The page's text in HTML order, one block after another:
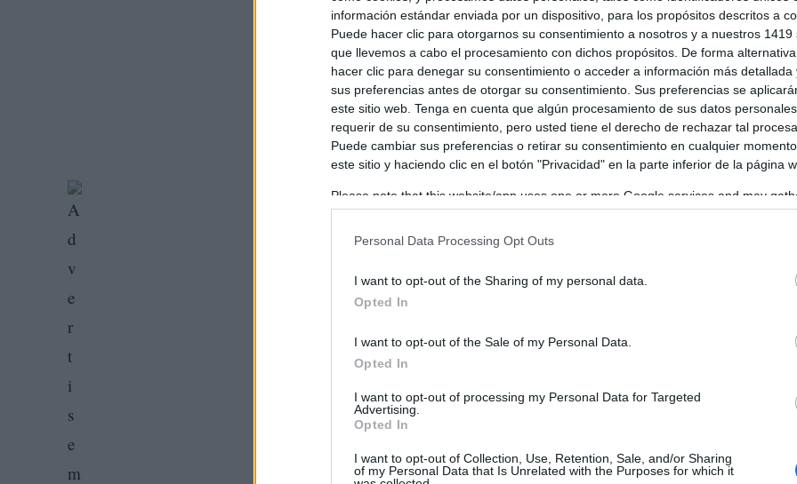
información estándar enviada por un dispositivo, para los propósitos descritos a
Puede hacer clic para otorgarnos su consentimiento a nosotros y a nuestros 1419
que llevemos a cabo el procesamiento con dichos propósitos. De forma
hacer clic para denegar su consentimiento o acceder a información más detallada
sus preferencias antes de otorgar su consentimiento. Sus preferencias se
este sitio web. Tenga en cuenta que algún procesamiento de sus datos
requerir de su consentimiento, pero usted tiene el derecho de rechazar tal
Puede cambiar sus preferencias o retirar su consentimiento en cualquier
este sitio y haciendo clic en el botón "Privacidad" en la parte inferior de la página
Please note that this website/app uses one or more Google services and may
information including but not limited to your visit or usage behaviour. You may
in below Google consent section.
Personal Data Processing Opt Outs
I want to opt-out of the Sharing of my personal data.
Opted In
I want to opt-out of the Sale of my Personal Data.
Opted In
I want to opt-out of processing my Personal Data for Targeted
Advertising.
Opted In
I want to opt-out of Collection, Use, Retention, Sale, and/or Sharing
of my Personal Data that Is Unrelated with the Purposes for which it